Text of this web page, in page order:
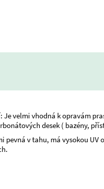
Je velmi vhodná k opravám
desek ( bazény,
pevná v tahu, má vysokou